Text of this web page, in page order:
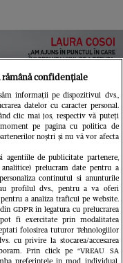
rămână confidențiale
informații pe dispozitivul dvs.,
datelor cu caracter personal.
clic mai jos, respectiv vă puteți
pe pagina cu politica de
noștri și nu vă vor afecta
agentiile de publicitate partenere,
prelucram date pentru a
continutul si anunturile
profilul dvs., pentru a va oferi
a analiza traficul pe website.
GDPR in legatura cu prelucrarea
fi exercitate prin modalitatea
folosirea tuturor Tehnologiilor
cu privire la stocarea/accesarea
Prin click pe “VREAU SA
preferintele in mod individual,